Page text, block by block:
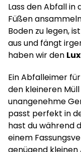
Lass den Abfall
Füßen
Boden zu legen,
aus und fängt
haben wir den
Ein Abfalleimer
den kleineren
unangenehme
passt perfekt in
hast du während
einem